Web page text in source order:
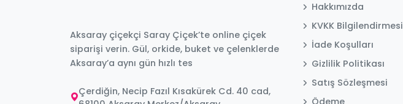
Aksaray çiçekçi Saray Çiçek’te online çiçek
siparişi verin. Gül, orkide, buket ve çelenklerde
Aksaray’a aynı gün hızlı tes
Çerdiğin, Necip Fazıl Kısakürek Cd. 40 cad,
Hakkımızda
KVKK Bilgilendirmesi
İade Koşulları
Gizlilik Politikası
Satış Sözleşmesi